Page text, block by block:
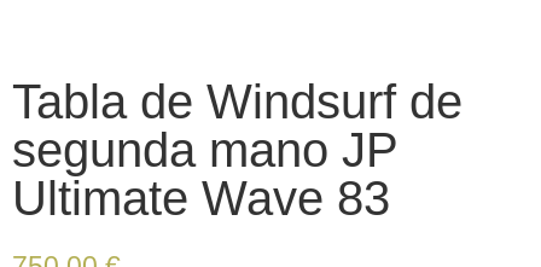
Tabla de Windsurf de
segunda mano JP
Ultimate Wave 83